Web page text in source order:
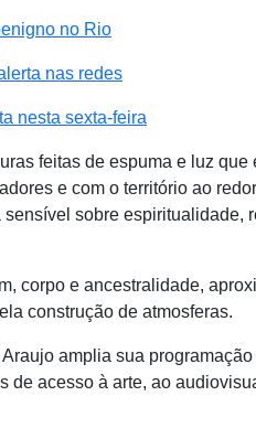
no Rio
nas redes
nesta sexta-feira
feitas de espuma e luz
e com o território ao
sobre espiritualidade,
corpo e ancestralidade,
construção de atmosferas.
amplia sua
acesso à arte, ao